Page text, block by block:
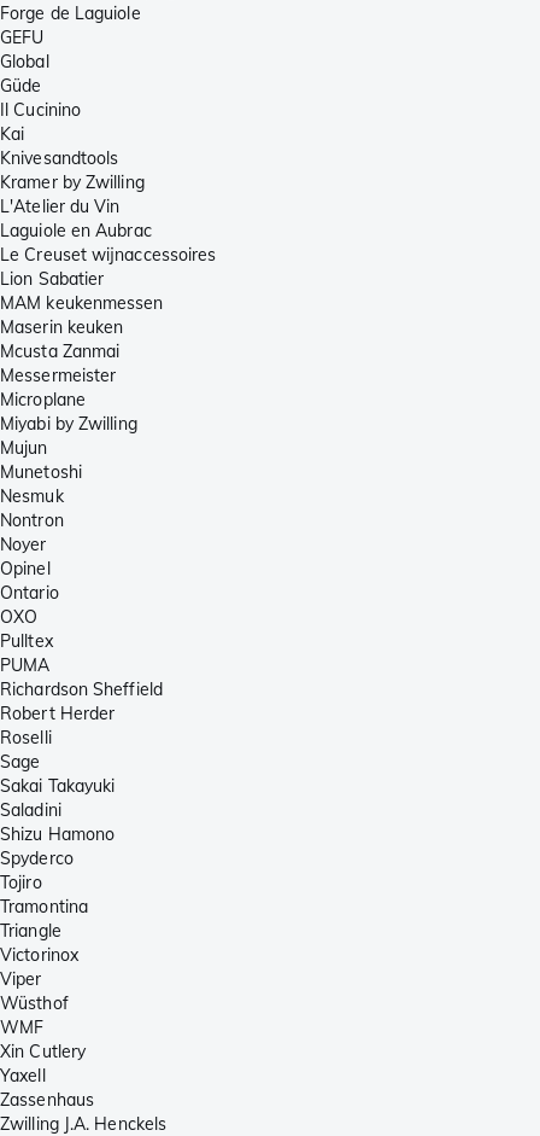
Forge de Laguiole
GEFU
Global
Güde
Il Cucinino
Kai
Knivesandtools
Kramer by Zwilling
L'Atelier du Vin
Laguiole en Aubrac
Le Creuset wijnaccessoires
Lion Sabatier
MAM keukenmessen
Maserin keuken
Mcusta Zanmai
Messermeister
Microplane
Miyabi by Zwilling
Mujun
Munetoshi
Nesmuk
Nontron
Noyer
Opinel
Ontario
OXO
Pulltex
PUMA
Richardson Sheffield
Robert Herder
Roselli
Sage
Sakai Takayuki
Saladini
Shizu Hamono
Spyderco
Tojiro
Tramontina
Triangle
Victorinox
Viper
Wüsthof
WMF
Xin Cutlery
Yaxell
Zassenhaus
Zwilling J.A. Henckels